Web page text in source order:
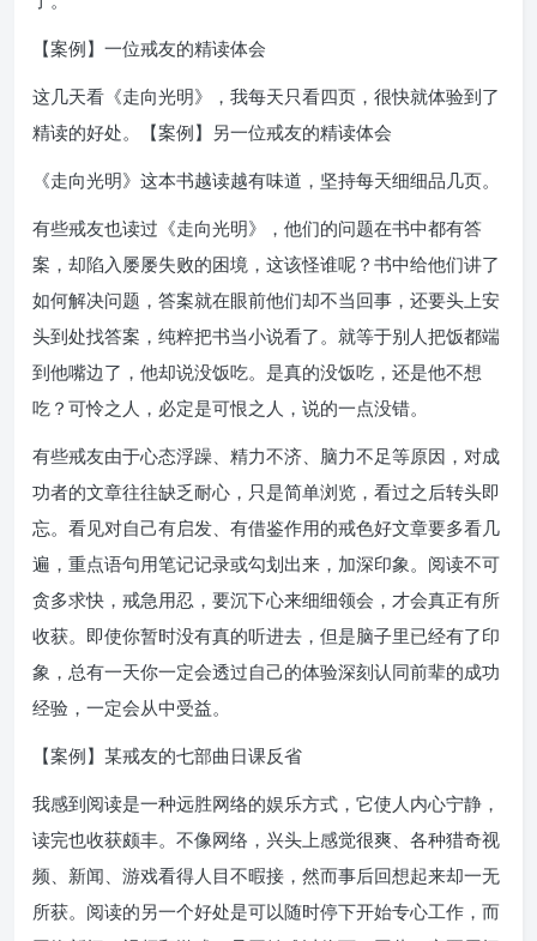
【案例】一位戒友的精读体会
这几天看《走向光明》，我每天只看四页，很快就体验到了
精读的好处。【案例】另一位戒友的精读体会
《走向光明》这本书越读越有味道，坚持每天细细品几页。
有些戒友也读过《走向光明》，他们的问题在书中都有答
案，却陷入屡屡失败的困境，这该怪谁呢？书中给他们讲了
如何解决问题，答案就在眼前他们却不当回事，还要头上安
头到处找答案，纯粹把书当小说看了。就等于别人把饭都端
到他嘴边了，他却说没饭吃。是真的没饭吃，还是他不想
吃？可怜之人，必定是可恨之人，说的一点没错。
有些戒友由于心态浮躁、精力不济、脑力不足等原因，对成
功者的文章往往缺乏耐心，只是简单浏览，看过之后转头即
忘。看见对自己有启发、有借鉴作用的戒色好文章要多看几
遍，重点语句用笔记记录或勾划出来，加深印象。阅读不可
贪多求快，戒急用忍，要沉下心来细细领会，才会真正有所
收获。即使你暂时没有真的听进去，但是脑子里已经有了印
象，总有一天你一定会透过自己的体验深刻认同前辈的成功
经验，一定会从中受益。
【案例】某戒友的七部曲日课反省
我感到阅读是一种远胜网络的娱乐方式，它使人内心宁静，
读完也收获颇丰。不像网络，兴头上感觉很爽、各种猎奇视
频、新闻、游戏看得人目不暇接，然而事后回想起来却一无
所获。阅读的另一个好处是可以随时停下开始专心工作，而